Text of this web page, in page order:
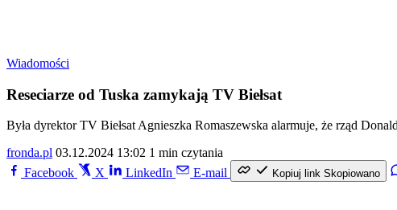
Wiadomości
Reseciarze od Tuska zamykają TV Biełsat
Była dyrektor TV Biełsat Agnieszka Romaszewska alarmuje, że rząd
fronda.pl 03.12.2024 13:02 1 min czytania
Facebook
X LinkedIn E-mail Kopiuj link Skopiowano